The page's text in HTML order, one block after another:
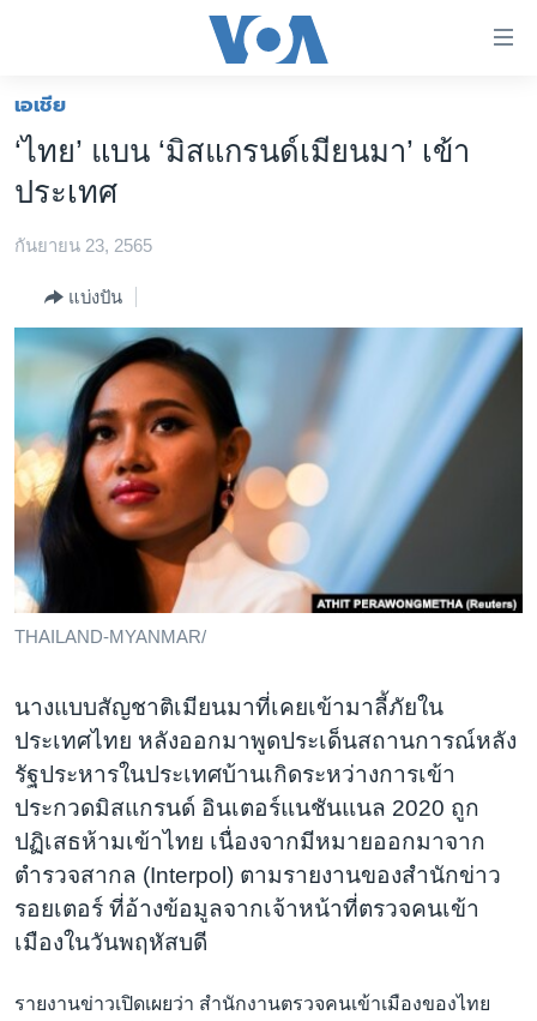
ต่อ
ข้าม
เนื้อหา
ข้าม
หลัก
การ
ค้นหา
หน้าหลัก
โลก
เอเชีย
สหรัฐฯ
ไทย
ธุรกิจ
วิทยาศาสตร์
สังคมและสุขภาพ
ไลฟ์สไตล์
ตรวจสอบข่าว
เรียนรู้ภาษาอังกฤษ
พอดคาสต์
เลือกภาษา
เอเชีย
‘ไทย’ แบน ‘มิสแกรนด์เมียนมา’ เข้า
ประเทศ
กันยายน 23, 2565
แบ่งปัน
THAILAND-MYANMAR/
นางแบบสัญชาติเมียนมาที่เคยเข้ามาลี้ภัยใน
ประเทศไทย หลังออกมาพูดประเด็นสถานการณ์หลัง
รัฐประหารในประเทศบ้านเกิดระหว่างการเข้า
ประกวดมิสแกรนด์ อินเตอร์แนชันแนล 2020 ถูก
ปฏิเสธห้ามเข้าไทย เนื่องจากมีหมายออกมาจาก
ตำรวจสากล (Interpol) ตามรายงานของสำนักข่าว
รอยเตอร์ ที่อ้างข้อมูลจากเจ้าหน้าที่ตรวจคนเข้า
เมืองในวันพฤหัสบดี
รายงานข่าวเปิดเผยว่า สำนักงานตรวจคนเข้าเมืองของไทย